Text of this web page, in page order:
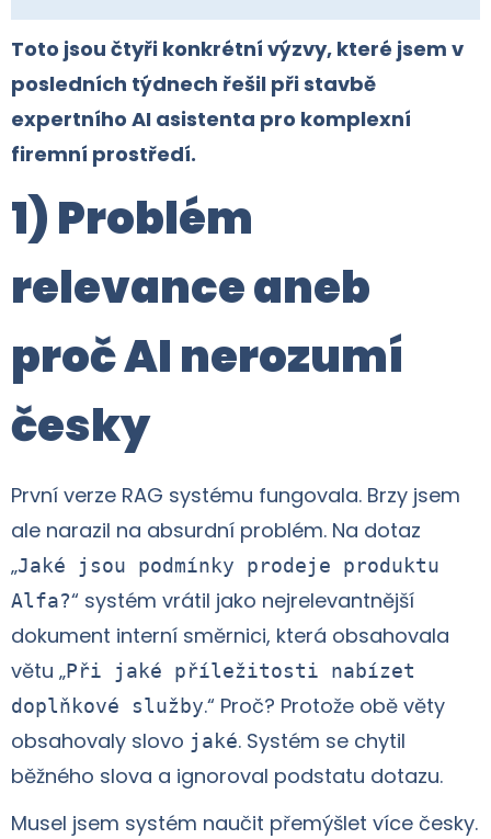
Toto jsou čtyři konkrétní výzvy, které jsem v
posledních týdnech řešil při stavbě
expertního AI asistenta pro komplexní
firemní prostředí.
1) Problém
relevance aneb
proč AI nerozumí
česky
První verze RAG systému fungovala. Brzy jsem
ale narazil na absurdní problém. Na dotaz
„Jaké jsou podmínky prodeje produktu
Alfa?“ systém vrátil jako nejrelevantnější
dokument interní směrnici, která obsahovala
větu „Při jaké příležitosti nabízet
doplňkové služby.“ Proč? Protože obě věty
obsahovaly slovo jaké. Systém se chytil
běžného slova a ignoroval podstatu dotazu.
Musel jsem systém naučit přemýšlet více česky.